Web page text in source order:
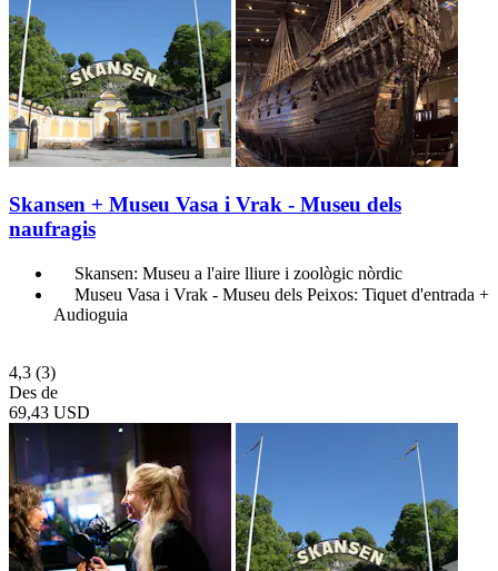
Skansen + Museu Vasa i Vrak - Museu dels
naufragis
Skansen: Museu a l'aire lliure i zoològic nòrdic
Museu Vasa i Vrak - Museu dels Peixos: Tiquet d'entrada +
Audioguia
4,3 (3)
Des de
69,43 USD